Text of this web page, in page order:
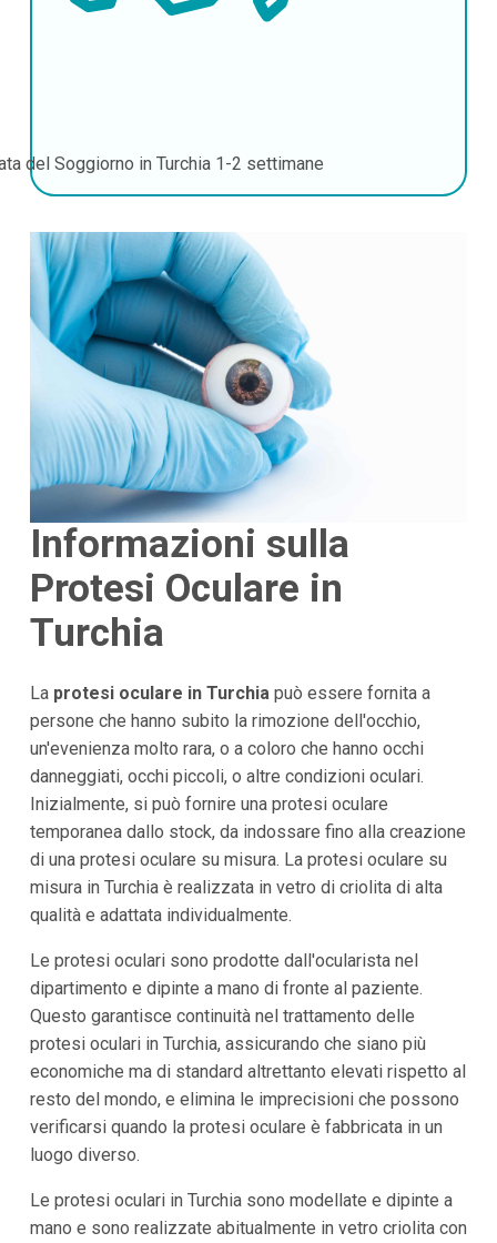
del Soggiorno in Turchia 1-2 settimane
Informazioni sulla
Protesi Oculare in
Turchia
La protesi oculare in Turchiapuò essere fornita a
persone che hanno subito la rimozione dell'occhio,
un'evenienza molto rara, o a coloro che hanno occhi
danneggiati, occhi piccoli, o altre condizioni oculari.
Inizialmente, si può fornire una protesi oculare
temporanea dallo stock, da indossare fino alla creazione
di una protesi oculare su misura. La protesi oculare su
misura in Turchia è realizzata in vetro di criolita di alta
qualità e adattata individualmente.
Le protesi oculari sono prodotte dall'ocularista nel
dipartimento e dipinte a mano di fronte al paziente.
Questo garantisce continuità nel trattamento delle
protesi oculari in Turchia, assicurando che siano più
economiche ma di standard altrettanto elevati rispetto al
resto del mondo, e elimina le imprecisioni che possono
verificarsi quando la protesi oculare è fabbricata in un
luogo diverso.
Le protesi oculari in Turchia sono modellate e dipinte a
mano e sono realizzate abitualmente in vetro criolita con